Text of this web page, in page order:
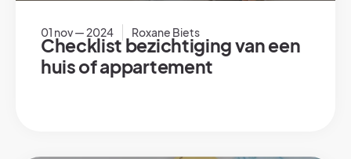
01 nov — 2024 Roxane Biets
Checklist bezichtiging van een
huis of appartement